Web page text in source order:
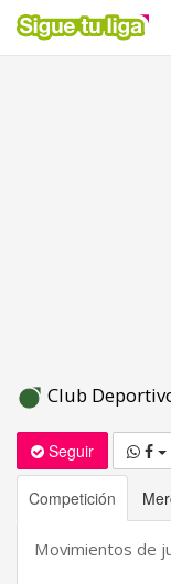
Club
Seguir
Competición
Movimientos de